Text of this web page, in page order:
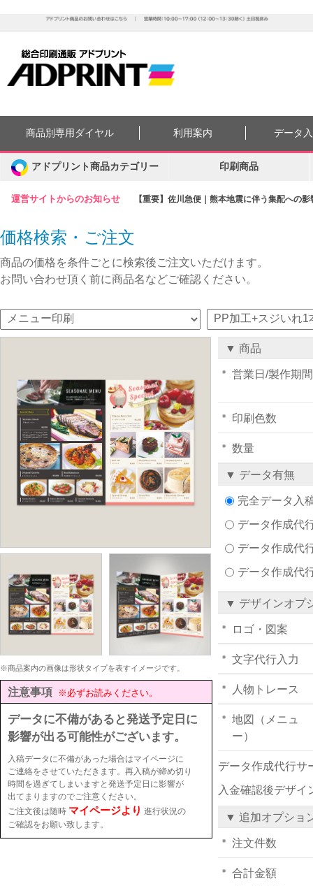
運営サイトからのお知らせ 【重要】佐川急便｜熊本地震に伴う集配への
商品別専用ダイヤル 利用案内 データ
アドプリント商品カテゴリー 印刷商品
価格検索・ご注文
商品の価格を条件ごとに検索後ご注文いただけます。
お問い合わせ頂く前に商品名などご確認ください。
※商品案内の画像は形状タイプを表すイメージです。
注意事項 ※必ずお読みください。
データに不備があると発送予定日に
影響が出る可能性がございます。
入稿データに不備があった場合はマイページに
ご連絡をさせていただきます。再入稿が締め切り
時間を過ぎてしまいますと発送予定日に影響が
出てまりますのでご注意ください。
ご注文後は随時 マイページより 進行状況の
ご確認をお願い致します。
▼ 商品
営業日/製作期間
印刷色数
数量
▼ データ有無
完全データ入
データ作成代
データ作成代
データ作成代
▼ デザインオプ
ロゴ・図案
文字代行入力
人物トレース
地図（メニュ
ー）
データ作成代行サ
入金確認後デザイ
▼ 追加オプショ
注文件数
合計金額